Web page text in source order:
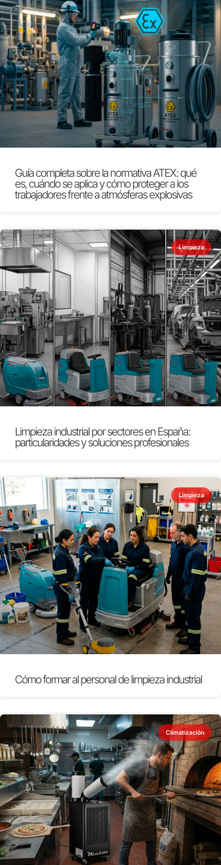
Guía completa sobre la normativa ATEX: qué
es, cuándo se aplica y cómo proteger a los
trabajadores frente a atmósferas explosivas
Limpieza
Limpieza industrial por sectores en España:
particularidades y soluciones profesionales
Limpieza
Cómo formar al personal de limpieza industrial
Climatización